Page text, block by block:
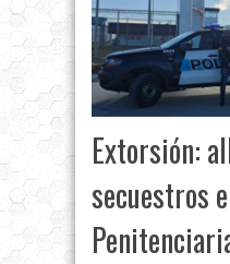
Extorsión:
secuestros